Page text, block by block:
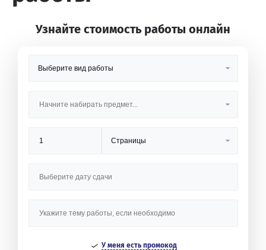
Узнайте стоимость работы онлайн
У меня есть промокод